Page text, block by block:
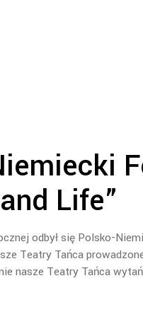
Life”
odbył się Polsko-
Teatry Tańca
nasze Teatry Tańca